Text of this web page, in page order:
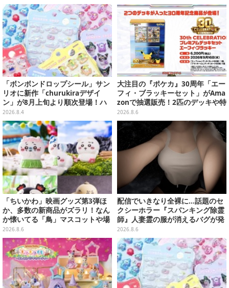
「ボンボンドロップシール」サン
リオに新作「churukiraデザイ
ン」が8月上旬より順次登場！ハ
ローキティ、はぴだんぶいなど全
8種類
2026.8.4
大注目の『ポケカ』30周年「エー
フィ・ブラッキーセット」がAma
zonで抽選販売！2匹のデッキや特
別カードを収録
2026.8.6
「ちいかわ」映画グッズ第3弾ほ
か、多数の新商品がズラリ！なん
か懐いてる「鳥」マスコットや場
面写アイテムなど必見のラインナ
ップ
2026.8.6
配信でいきなり全裸に…話題のセ
クシーホラー『スパンキング除霊
師』人妻霊の服が消えるバグが発
生。「丸裸になる現象を泣きなが
ら修正しました」と現在はアプデ
済み
2026.8.6